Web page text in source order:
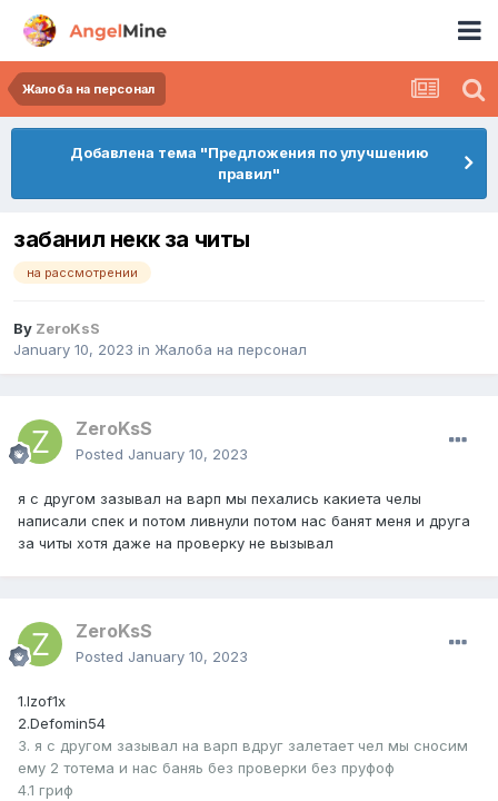
Жалоба на персонал
Добавлена тема "Предложения по улучшению
правил"
забанил некк за читы
на рассмотрении
By ZeroKsS
January 10, 2023 in Жалоба на персонал
ZeroKsS
Posted January 10, 2023
я с другом зазывал на варп мы пехались какиета челы
написали спек и потом ливнули потом нас банят меня и друга
за читы хотя даже на проверку не вызывал
ZeroKsS
Posted January 10, 2023
1.Izof1x
2.Defomin54
3. я с другом зазывал на варп вдруг залетает чел мы сносим
ему 2 тотема и нас баняь без проверки без пруфоф
4.1 гриф